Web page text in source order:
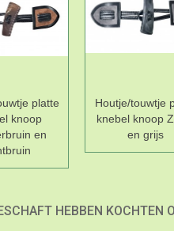
platte
knoop
en
Houtje/touwtje
knebel knoop
en grijs
HEBBEN KOCHTEN